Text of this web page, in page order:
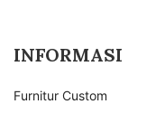
INFORMASI
Furnitur Custom